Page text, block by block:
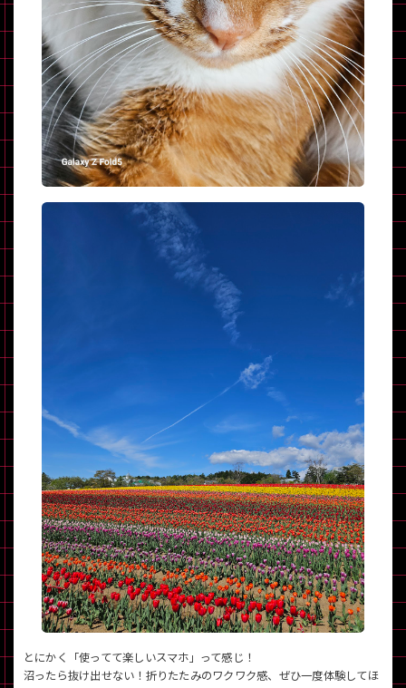
とにかく「使ってて楽しいスマホ」って感じ！
沼ったら抜け出せない！折りたたみのワクワク感、ぜひ一度体験してほ